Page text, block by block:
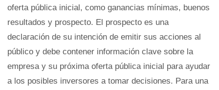
oferta pública inicial, como ganancias mínimas, buenos
resultados y prospecto. El prospecto es una
declaración de su intención de emitir sus acciones al
público y debe contener información clave sobre la
empresa y su próxima oferta pública inicial para ayudar
a los posibles inversores a tomar decisiones. Para una